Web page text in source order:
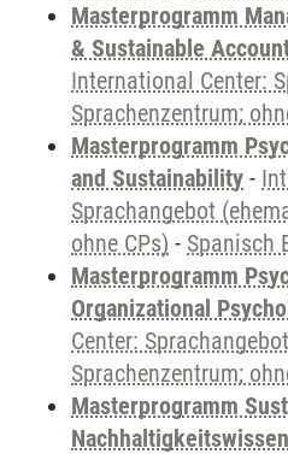
Masterprogramm
& Sustainable
International Center:
Sprachenzentrum;
Masterprogramm
and Sustainability -
Sprachangebot
ohne CPs) - Spanisch
Masterprogramm
Organizational
Center:
Sprachenzentrum;
Masterprogramm